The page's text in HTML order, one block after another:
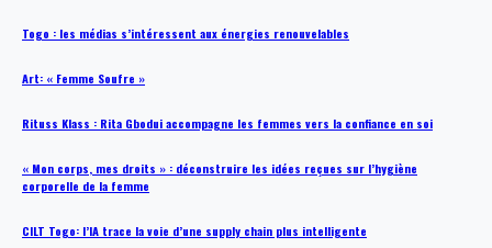
Togo : les médias s’intéressent aux énergies renouvelables
Art: « Femme Soufre »
Rituss Klass : Rita Gbodui accompagne les femmes vers la confiance en soi
« Mon corps, mes droits » : déconstruire les idées reçues sur l’hygiène
corporelle de la femme
CILT Togo: l’IA trace la voie d’une supply chain plus intelligente